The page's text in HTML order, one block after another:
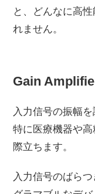
と、どんなに高
れません。
Gain
入力信号の振幅
特に医療機器や
際立ちます。
入力信号のばら